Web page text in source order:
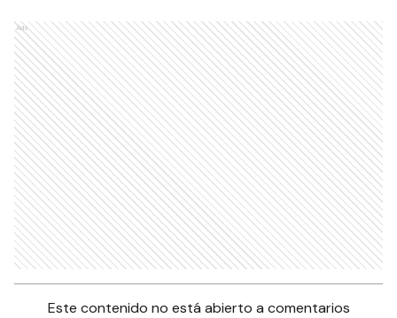
Ads
Este contenido no está abierto a comentarios